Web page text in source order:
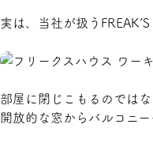
実は、当社が扱う
部屋に閉じこもるのでは
開放的な窓からバルコニー